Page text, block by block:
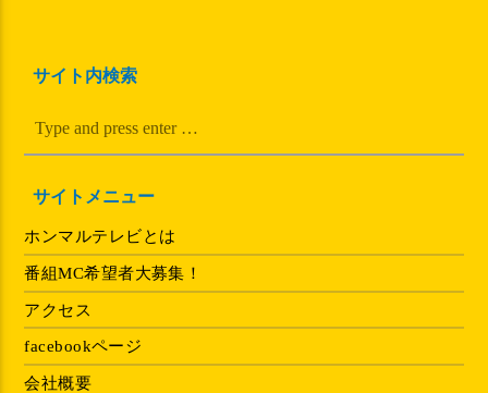
サイト内検索
サイトメニュー
ホンマルテレビとは
番組MC希望者大募集！
アクセス
facebookページ
会社概要